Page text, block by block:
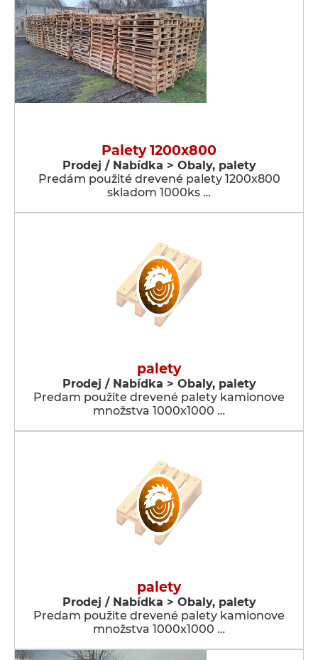
Palety 1200x800
Prodej / Nabídka > Obaly, palety
Predám použité drevené palety 1200x800
skladom 1000ks …
palety
Prodej / Nabídka > Obaly, palety
Predam použite drevené palety kamionove
množstva 1000x1000 …
palety
Prodej / Nabídka > Obaly, palety
Predam použite drevené palety kamionove
množstva 1000x1000 …